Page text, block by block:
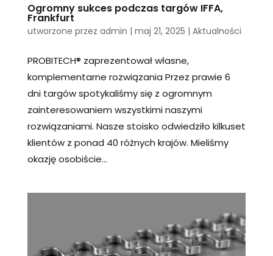
Ogromny sukces podczas targów IFFA,
Frankfurt
utworzone przez admin | maj 21, 2025 | Aktualności
PROBITECH® zaprezentował własne,
komplementarne rozwiązania Przez prawie 6
dni targów spotykaliśmy się z ogromnym
zainteresowaniem wszystkimi naszymi
rozwiązaniami. Nasze stoisko odwiedziło kilkuset
klientów z ponad 40 różnych krajów. Mieliśmy
okazję osobiście...